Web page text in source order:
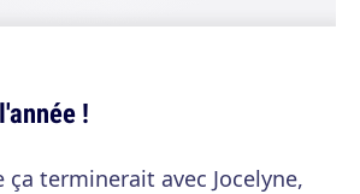
!
ça terminerait avec Jocelyne,